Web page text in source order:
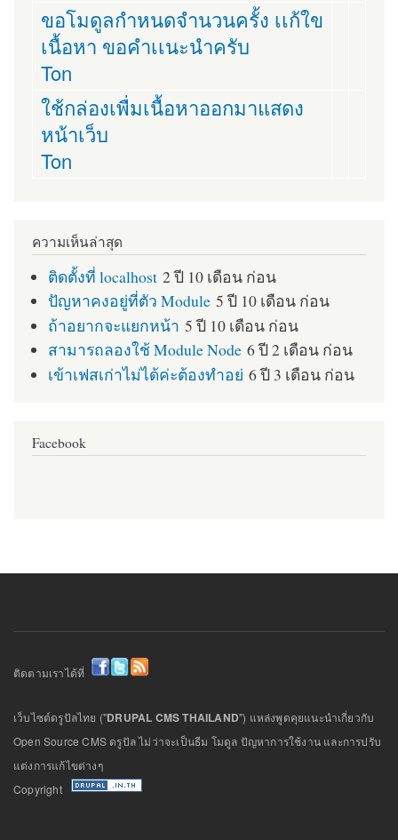
ขอโมดูลกำหนดจำนวนครั้ง เเก้ใข
เนื้อหา ขอคำเเนะนำครับ
Ton
ใช้กล่องเพื่มเนื้อหาออกมาแสดง
หน้าเว็บ
Ton
ความเห็นล่าสุด
ติดตั้งที่ localhost 2 ปี 10 เดือน ก่อน
ปัญหาคงอยู่ที่ตัว Module 5 ปี 10 เดือน ก่อน
ถ้าอยากจะแยกหน้า 5 ปี 10 เดือน ก่อน
สามารถลองใช้ Module Node 6 ปี 2 เดือน ก่อน
เข้าเฟสเก่าไม่ได้ค่ะต้องทำอย่ 6 ปี 3 เดือน ก่อน
Facebook
ติดตามเราได้ที่
เว็บไซต์ดรูปัลไทย ("DRUPAL CMS THAILAND") แหล่งพูดคุยแนะนำเกี่ยวกับ
Open Source CMS ดรูปัล ไม่ว่าจะเป็นธีม โมดูล ปัญหาการใช้งาน และการปรับ
แต่งการแก้ไขต่างๆ
Copyright